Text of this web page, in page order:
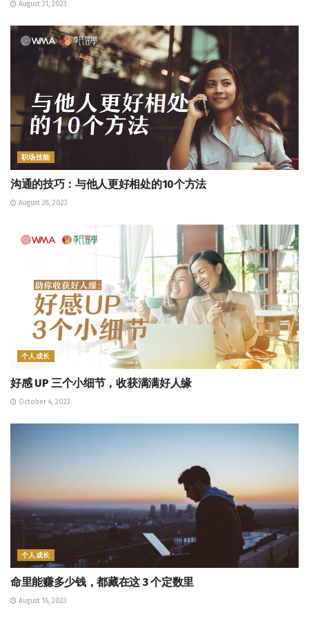
August 31, 2023
职场技能
沟通的技巧：与他人更好相处的10个方法
August 28, 2023
个人成长
好感 UP 三个小细节，收获满满好人缘
October 4, 2023
个人成长
命里能赚多少钱，都藏在这 3 个定数里
August 16, 2023